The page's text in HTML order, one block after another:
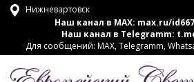
Нижневартовск
Наш канал в MAX: max.ru/
Наш канал в Telegramm:
Для сообщений: MAX, Telegramm,